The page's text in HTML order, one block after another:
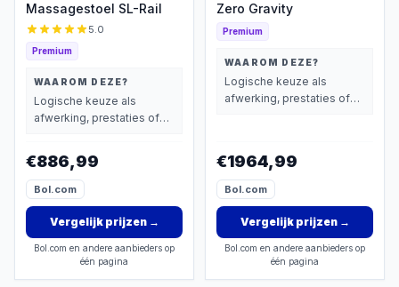
Massagestoel SL-Rail
5.0
Premium
WAAROM DEZE?
Logische keuze als
afwerking, prestaties of
€886,99
Bol.com
Vergelijk prijzen→
Bol.com en andere aanbieders op
één pagina
Zero Gravity
Premium
WAAROM DEZE?
Logische keuze als
afwerking, prestaties of
€1964,99
Bol.com
Vergelijk prijzen→
Bol.com en andere aanbieders op
één pagina